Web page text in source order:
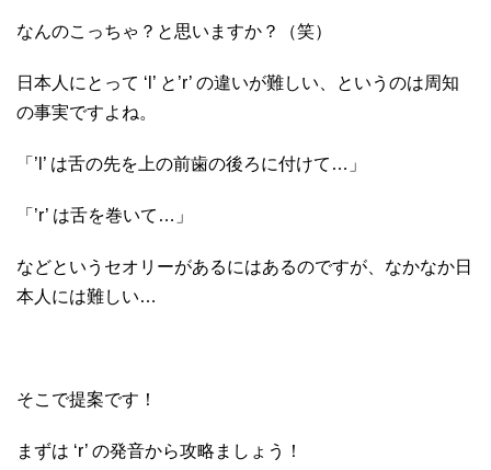
なんのこっちゃ？と思いますか？（笑）
日本人にとって ‘l’ と’r’ の違いが難しい、というのは周知
の事実ですよね。
「’l’ は舌の先を上の前歯の後ろに付けて…」
「’r’ は舌を巻いて…」
などというセオリーがあるにはあるのですが、なかなか日
本人には難しい…
そこで提案です！
まずは ‘r’ の発音から攻略ましょう！